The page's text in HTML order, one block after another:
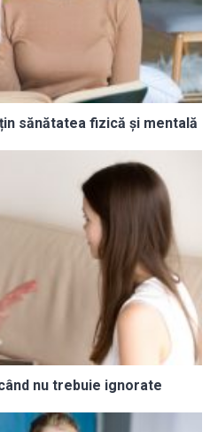
sănătatea fizică și mentală
nu trebuie ignorate